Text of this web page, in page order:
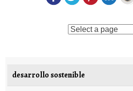
Saltar al contenido
desarrollo sostenible